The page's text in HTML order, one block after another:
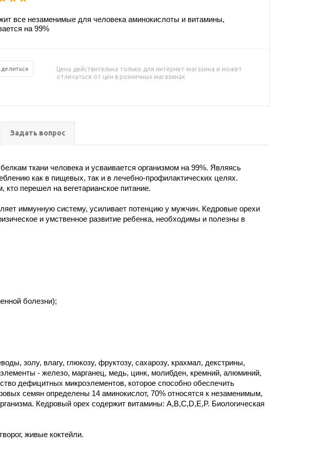
все незаменимые для человека аминокислоты и витамины,
на 99%
Цена действительна только для интернет-магазина и может
отличаться от цен в розничных магазинах
Задать вопрос
ткани человека и усваивается организмом на 99%. Являясь
как в пищевых, так и в лечебно-профилактических целях.
перешел на вегетарианское питание.
иммунную систему, усиливает потенцию у мужчин. Кедровые орехи
и умственное развитие ребенка, необходимы и полезны в
болезни);
золу, влагу, глюкозу, фруктозу, сахарозу, крахмал, декстрины,
- железо, марганец, медь, цинк, молибден, кремний, алюминий,
дефицитных микроэлементов, которое способно обеспечить
семян определены 14 аминокислот, 70% относятся к незаменимым,
Кедровый орех содержит витамины: А,В,С,D,E,P. Биологическая
живые коктейли.